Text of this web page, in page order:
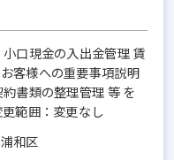
口現金の入出金管理 賃
客様への重要事項説明
書類の整理管理 等 を
範囲：変更なし
和区